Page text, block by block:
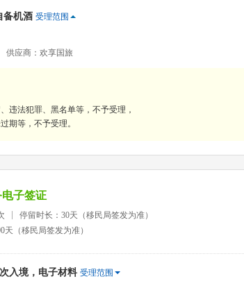
备机酒 受理范围
供应商：欢享国旅
违法犯罪、黑名单等，不予受理，
期等，不予受理。
子签证
停留时长：30天（移民局签发为准）
天（移民局签发为准）
入境，电子材料 受理范围